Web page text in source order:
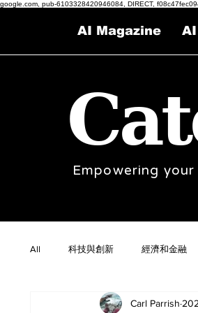
google.com, pub-6103328420946084, DIRECT,
AI Magazine
Empowering
All 科技與創新 經濟和金融
Carl Parrish